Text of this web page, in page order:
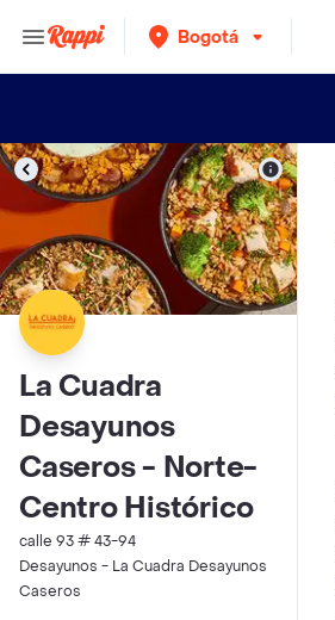
Bogotá
La Cuadra
Desayunos
Caseros - Norte-
Centro Histórico
calle 93 # 43-94
Desayunos - La Cuadra Desayunos
Caseros